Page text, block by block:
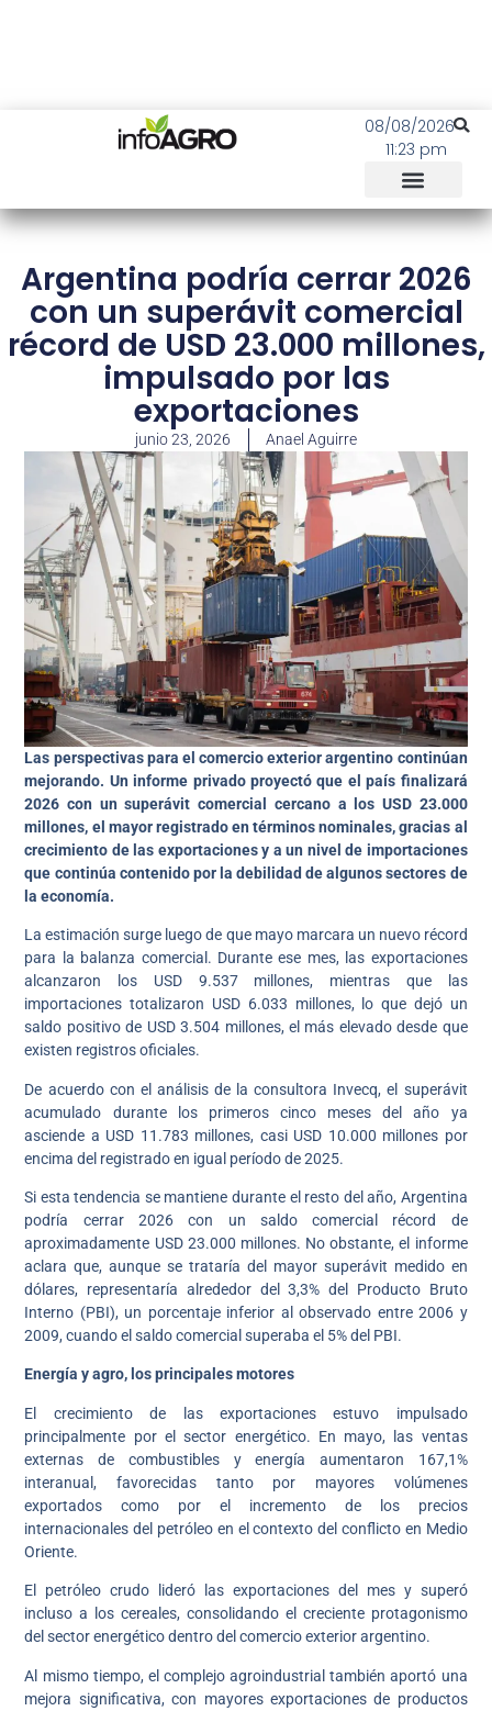
08/08/2026
11:23 pm
Argentina podría cerrar 2026
con un superávit comercial
récord de USD 23.000 millones,
impulsado por las
exportaciones
junio 23, 2026 Anael Aguirre
Las perspectivas para el comercio exterior argentino continúan
mejorando. Un informe privado proyectó que el país finalizará
2026 con un superávit comercial cercano a los USD 23.000
millones, el mayor registrado en términos nominales, gracias al
crecimiento de las exportaciones y a un nivel de importaciones
que continúa contenido por la debilidad de algunos sectores de
la economía.
La estimación surge luego de que mayo marcara un nuevo récord
para la balanza comercial. Durante ese mes, las exportaciones
alcanzaron los USD 9.537 millones, mientras que las
importaciones totalizaron USD 6.033 millones, lo que dejó un
saldo positivo de USD 3.504 millones, el más elevado desde que
existen registros oficiales.
De acuerdo con el análisis de la consultora Invecq, el superávit
acumulado durante los primeros cinco meses del año ya
asciende a USD 11.783 millones, casi USD 10.000 millones por
encima del registrado en igual período de 2025.
Si esta tendencia se mantiene durante el resto del año, Argentina
podría cerrar 2026 con un saldo comercial récord de
aproximadamente USD 23.000 millones. No obstante, el informe
aclara que, aunque se trataría del mayor superávit medido en
dólares, representaría alrededor del 3,3% del Producto Bruto
Interno (PBI), un porcentaje inferior al observado entre 2006 y
2009, cuando el saldo comercial superaba el 5% del PBI.
Energía y agro, los principales motores
El crecimiento de las exportaciones estuvo impulsado
principalmente por el sector energético. En mayo, las ventas
externas de combustibles y energía aumentaron 167,1%
interanual, favorecidas tanto por mayores volúmenes
exportados como por el incremento de los precios
internacionales del petróleo en el contexto del conflicto en Medio
Oriente.
El petróleo crudo lideró las exportaciones del mes y superó
incluso a los cereales, consolidando el creciente protagonismo
del sector energético dentro del comercio exterior argentino.
Al mismo tiempo, el complejo agroindustrial también aportó una
mejora significativa, con mayores exportaciones de productos